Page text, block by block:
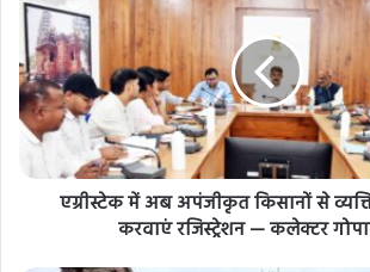
एग्रीस्टेक में अब अपंजीकृत किसानों से
करवाएं रजिस्ट्रेशन — कलेक्टर